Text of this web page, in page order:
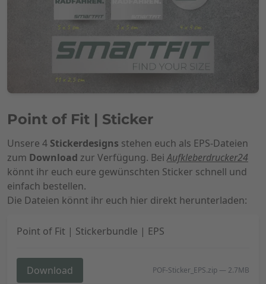
Point of Fit | Sticker
Unsere 4 Stickerdesigns stehen euch als EPS-Dateien
zum Download zur Verfügung. BeiAufkleberdrucker24
könnt ihr euch eure gewünschten Sticker schnell und
einfach bestellen.
Die Dateien könnt ihr euch hier direkt herunterladen:
Point of Fit | Stickerbundle | EPS
Download POF-Sticker_EPS.zip — 2.7MB